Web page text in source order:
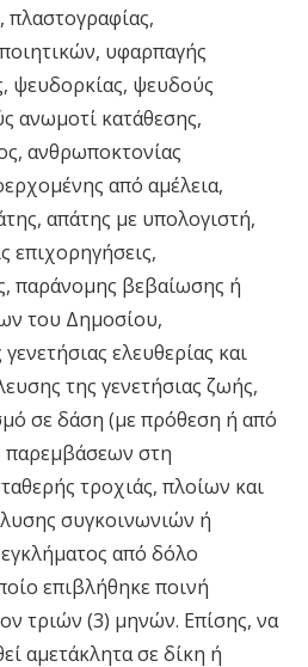
πλαστογραφίας,
υφαρπαγής
ψευδορκίας, ψευδούς
ανωμοτί κατάθεσης,
ανθρωποκτονίας
από αμέλεια,
απάτης με υπολογιστή,
επιχορηγήσεις,
παράνομης βεβαίωσης ή
του Δημοσίου,
ελευθερίας και
της γενετήσιας ζωής,
σε δάση (με πρόθεση ή από
παρεμβάσεων στη
τροχιάς, πλοίων και
συγκοινωνιών ή
από δόλο
επιβλήθηκε ποινή
τριών (3) μηνών. Επίσης, να
αμετάκλητα σε δίκη ή